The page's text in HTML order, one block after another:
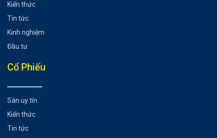
Kiến thức
Tin tức
Kinh nghiệm
Đầu tư
Cổ Phiếu
Sàn uy tín
Kiến thức
Tin tức